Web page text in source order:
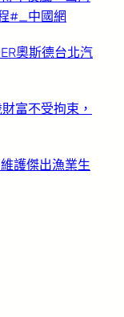
#_中國網
奧斯德台北汽
富不受拘束，
護傑出漁業生